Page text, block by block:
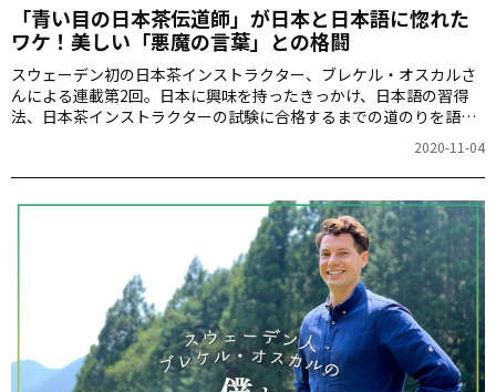
「青い目の日本茶伝道師」が日本と日本語に惚れた
ワケ！美しい「悪魔の言葉」との格闘
スウェーデン初の日本茶インストラクター、ブレケル・オスカルさ
んによる連載第2回。日本に興味を持ったきっかけ、日本語の習得
法、日本茶インストラクターの試験に合格するまでの道のりを語り
2020-11-04